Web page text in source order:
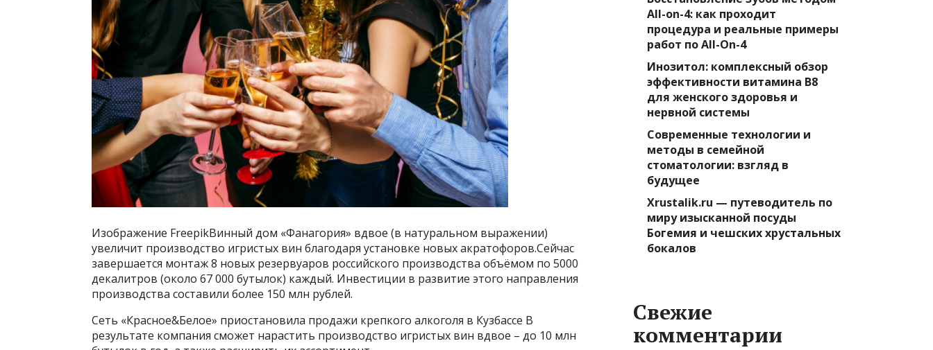
Изображение FreepikВинный дом «Фанагория» вдвое (в натуральном выражении)
увеличит производство игристых вин благодаря установке новых акратофоров.Сейчас
завершается монтаж 8 новых резервуаров российского производства объёмом по 5000
декалитров (около 67 000 бутылок) каждый. Инвестиции в развитие этого направления
производства составили более 150 млн рублей.
Сеть «Красное&Белое» приостановила продажи крепкого алкоголя в Кузбассе В
результате компания сможет нарастить производство игристых вин вдвое – до 10 млн
All-on-4: как проходит
процедура и реальные примеры
работ по All-On-4
Инозитол: комплексный обзор
эффективности витамина B8
для женского здоровья и
нервной системы
Современные технологии и
методы в семейной
стоматологии: взгляд в
будущее
Xrustalik.ru — путеводитель по
миру изысканной посуды
Богемия и чешских хрустальных
бокалов
Свежие
комментарии